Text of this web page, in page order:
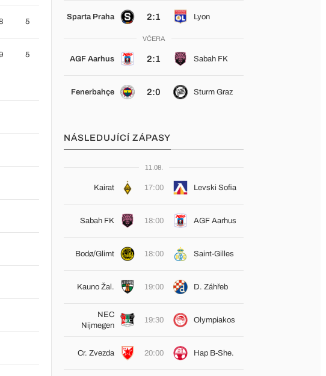
5
5
Sparta Praha 2:1 Lyon
VČERA
AGF Aarhus 2:1 Sabah FK
Fenerbahçe 2:0 Sturm Graz
NÁSLEDUJÍCÍ ZÁPASY
11.08.
Kairat 17:00 Levski Sofia
Sabah FK 18:00 AGF Aarhus
Bodø/Glimt 18:00 Saint-Gilles
Kauno Žal. 19:00 D. Záhřeb
NEC
Nijmegen
19:30 Olympiakos
Cr. Zvezda 20:00 Hap B-She.